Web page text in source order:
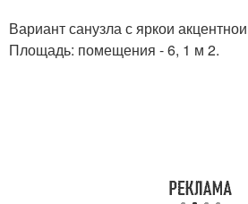
Вариант санузла с яркои
Площадь: помещения - 6, 1 м 2.